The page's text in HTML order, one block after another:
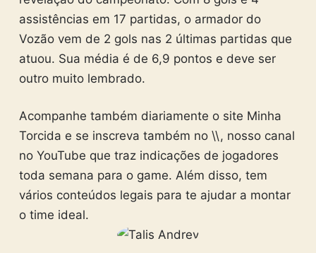
assistências em 17 partidas, o armador do
Vozão vem de 2 gols nas 2 últimas partidas que
atuou. Sua média é de 6,9 pontos e deve ser
outro muito lembrado.
Acompanhe também diariamente o site Minha
Torcida e se inscreva também no \\, nosso canal
no YouTube que traz indicações de jogadores
toda semana para o game. Além disso, tem
vários conteúdos legais para te ajudar a montar
o time ideal.